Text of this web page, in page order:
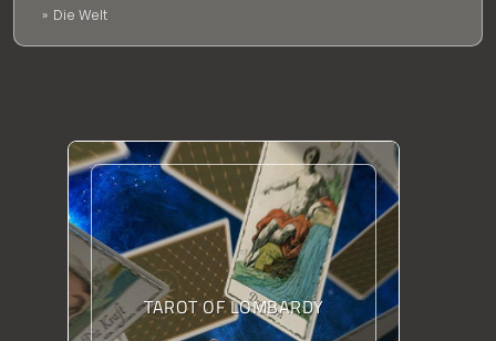
Die Welt
TAROT OF LOMBARDY